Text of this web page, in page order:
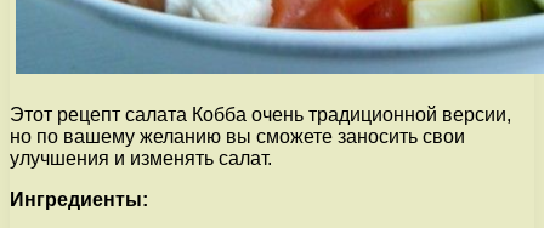
Этот рецепт салата Кобба очень традиционной версии,
но по вашему желанию вы сможете заносить свои
улучшения и изменять салат.
Ингредиенты: